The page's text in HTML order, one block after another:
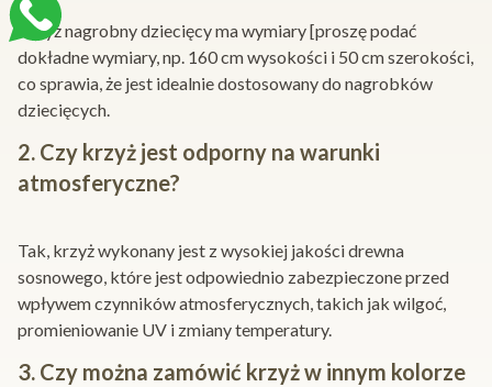
Krzyż nagrobny dziecięcy ma wymiary [proszę podać
dokładne wymiary, np. 160 cm wysokości i 50 cm szerokości,
co sprawia, że jest idealnie dostosowany do nagrobków
dziecięcych.
2. Czy krzyż jest odporny na warunki
atmosferyczne?
Tak, krzyż wykonany jest z wysokiej jakości drewna
sosnowego, które jest odpowiednio zabezpieczone przed
wpływem czynników atmosferycznych, takich jak wilgoć,
promieniowanie UV i zmiany temperatury.
3. Czy można zamówić krzyż w innym kolorze